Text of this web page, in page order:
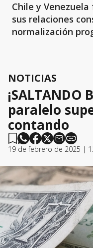
Chile y
sus relaciones
normalización
NOTICIAS
¡SALTANDO
paralelo
contando
19 de febrero de 2025 |